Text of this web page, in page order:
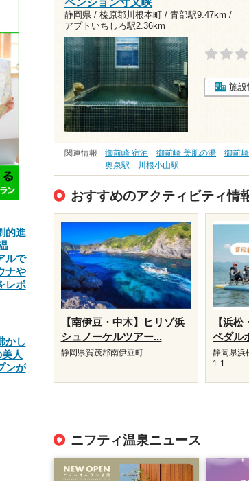
静岡県 / 榛原郡川根本町 / 青部駅9.47km /
アプトいちしろ駅2.36km
施設
関連情報 御前崎 宿泊 御前崎 美肌の湯 御前
奥泉駅
川根小山駅
おすすめのアクティビティ情
【南伊豆・中木】ヒリゾ浜
シュノーケルツアー...
静岡県賀茂郡南伊豆町
【浜
ペダル
静岡県浜
1-1
ニフティ温泉ニュース
的進
ルで
ナや
レポ
かし
人
ンが